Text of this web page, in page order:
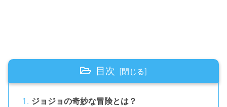
目次
ジョジョの奇妙な冒険とは？